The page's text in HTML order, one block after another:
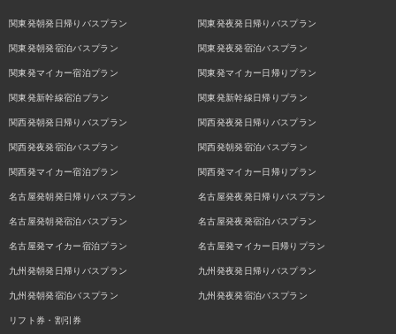
関東発朝発日帰りバスプラン 関東発夜発日帰りバスプラン
関東発朝発宿泊バスプラン 関東発夜発宿泊バスプラン
関東発マイカー宿泊プラン 関東発マイカー日帰りプラン
関東発新幹線宿泊プラン 関東発新幹線日帰りプラン
関西発朝発日帰りバスプラン 関西発夜発日帰りバスプラン
関西発夜発宿泊バスプラン 関西発朝発宿泊バスプラン
関西発マイカー宿泊プラン 関西発マイカー日帰りプラン
名古屋発朝発日帰りバスプラン 名古屋発夜発日帰りバスプラン
名古屋発朝発宿泊バスプラン 名古屋発夜発宿泊バスプラン
名古屋発マイカー宿泊プラン 名古屋発マイカー日帰りプラン
九州発朝発日帰りバスプラン 九州発夜発日帰りバスプラン
九州発朝発宿泊バスプラン 九州発夜発宿泊バスプラン
リフト券・割引券